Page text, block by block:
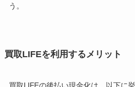
う。
買取LIFEを利用するメリット